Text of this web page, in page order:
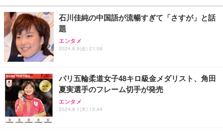
￥27,999
Sezlife オフィスチェア デスクチェア 疲れない テレ
ワーク チェア 強化バックレスト 30度ロッキング機
能 人間工学 椅子 腰サポート 90度跳ね上げ式アーム
務用 おしゃれ パソコンチェア (ブラック)
Sezlife オフィスチェア デスクチェア 疲れない テレ
ワーク チェア 強化バックレスト 30度ロッキング機
能 人間工学 椅子 腰サポート 90度跳ね上げ式アーム
【純正品】27"ゲーミングモニター DualSense 充電
フック付き（CFI-ZDM1J）
【整備済み品】Dell E2724HS 27インチ 液晶モニタ
ー フルHD（1920×1080）VA 非光沢 HDMI/DisplayP
ort/VGA スピーカー内蔵 高さ調整 スイベル VESA対
￥3,234
ネオ・ルーライフ ネオ・オムツ L 中型犬用 26枚入
り 単品
Smart Basic(スマートベーシック) 【Amazon.co.jp
限定】 Smart Basic アイリスオーヤマ ペットシーツ
超厚型 お徳用 ワイド 100枚入 (x 1) (ケース販売)
石川佳純の中国語が流暢すぎて「さすが」と話
題
エンタメ
2024.8.9(金) 21:08
パリ五輪柔道女子48キロ級金メダリスト、角田
夏実選手のフレーム切手が発売
エンタメ
2024.8.1(木) 15:44